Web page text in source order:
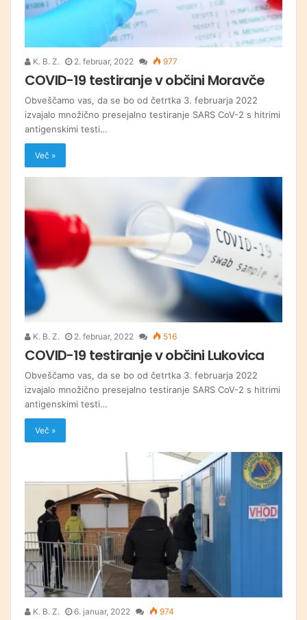
K. B. Z. 2. februar, 2022 977
COVID-19 testiranje v občini Moravče
Obveščamo vas, da se bo od četrtka 3. februarja 2022
izvajalo množično presejalno testiranje SARS CoV-2 s hitrimi
antigenskimi testi…
Več »
K. B. Z. 2. februar, 2022 516
COVID-19 testiranje v občini Lukovica
Obveščamo vas, da se bo od četrtka 3. februarja 2022
izvajalo množično presejalno testiranje SARS CoV-2 s hitrimi
antigenskimi testi…
Več »
K. B. Z. 6. januar, 2022 974